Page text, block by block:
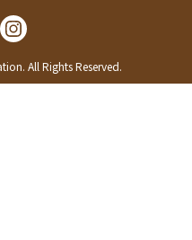
All Rights Reserved.